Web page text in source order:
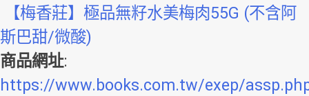
【梅香莊】極品無籽水美梅肉55G (不含阿
斯巴甜/微酸)
商品網址:
https://www.books.com.tw/exep/